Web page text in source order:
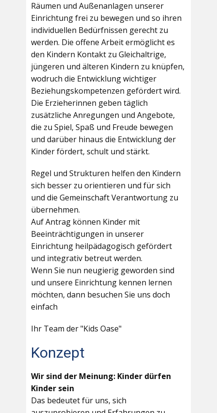
Räumen und Außenanlagen unserer
Einrichtung frei zu bewegen und so ihren
individuellen Bedürfnissen gerecht zu
werden. Die offene Arbeit ermöglicht es
den Kindern Kontakt zu Gleichaltrige,
jüngeren und älteren Kindern zu knüpfen,
wodruch die Entwicklung wichtiger
Beziehungskompetenzen gefördert wird.
Die Erzieherinnen geben täglich
zusätzliche Anregungen und Angebote,
die zu Spiel, Spaß und Freude bewegen
und darüber hinaus die Entwicklung der
Kinder fördert, schult und stärkt.
Regel und Strukturen helfen den Kindern
sich besser zu orientieren und für sich
und die Gemeinschaft Verantwortung zu
übernehmen.
Auf Antrag können Kinder mit
Beeinträchtigungen in unserer
Einrichtung heilpädagogisch gefördert
und integrativ betreut werden.
Wenn Sie nun neugierig geworden sind
und unsere Einrichtung kennen lernen
möchten, dann besuchen Sie uns doch
einfach
Ihr Team der "Kids Oase"
Konzept
Wir sind der Meinung: Kinder dürfen
Kinder sein
Das bedeutet für uns, sich